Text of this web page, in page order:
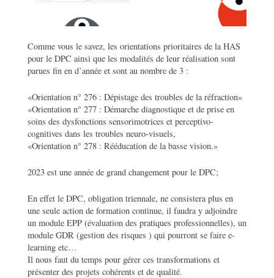
Comme vous le savez, les orientations prioritaires de la HAS
pour le DPC ainsi que les modalités de leur réalisation sont
parues fin en d’année et sont au nombre de 3 :
«Orientation n° 276 : Dépistage des troubles de la réfraction»
«Orientation n° 277 : Démarche diagnostique et de prise en
soins des dysfonctions sensorimotrices et perceptivo-
cognitives dans les troubles neuro-visuels,
«Orientation n° 278 : Rééducation de la basse vision.»
2023 est une année de grand changement pour le DPC;
En effet le DPC, obligation triennale, ne consistera plus en
une seule action de formation continue, il faudra y adjoindre
un module EPP (évaluation des pratiques professionnelles), un
module GDR (gestion des risques ) qui pourront se faire e-
learning etc…
Il nous faut du temps pour gérer ces transformations et
présenter des projets cohérents et de qualité.